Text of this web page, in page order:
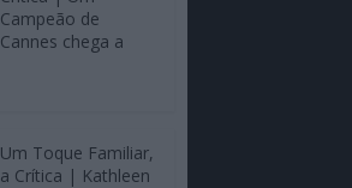
Campeão de
Cannes chega a
Um Toque Familiar,
a Crítica | Kathleen